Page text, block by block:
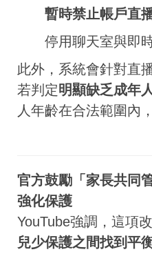
暫時禁止帳戶直
停用聊天室與即
此外，系統會針對直
若判定明顯缺乏成年
人年齡在合法範圍內
官方鼓勵「家長共同
強化保護
YouTube強調，這項
兒少保護之間找到平